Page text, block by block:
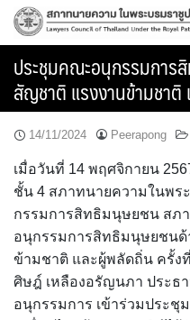
Skip
ประชุมคณะอนุกรรมการ
สัญชาติ แรงงานข้ามชา
14/11/2024 Peerapong
เมื่อวันที่ 14 พฤศจิกายน
ชั้น 4 สภาทนายความในพ
กรรมการสิทธิมนุษยชน สภ
อนุกรรมการสิทธิมนุษยชน
ข้ามชาติ และผู้พลัดถิ่น ครั้ง
ศิษฎ์ เหลืองอรัญนภา ประธ
อนุกรรมการ เข้าร่วมประชุ